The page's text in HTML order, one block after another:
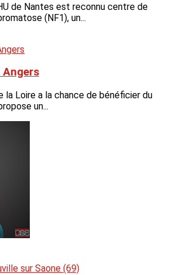
de Nantes est reconnu centre de
(NF1), un...
Angers
la Loire a la chance de bénéficier du
un...